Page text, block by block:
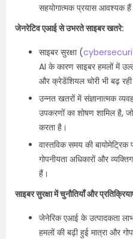
सहयोगात्मक प्रयास आवश्यक
जेनरेटिव एआई से उभरते साइबर खतरे:
साइबर सुरक्षा (
AI के कारण साइबर हमलों में
और क्रेडेंशियल चोरी भी बढ़
उन्नत खतरों में संज्ञानात्मक
उपकरणों का शोषण शामिल है,
करता है।
वास्तविक समय की
गोपनीयता अधिकारों और
हैं।
साइबर सुरक्षा में चुनौतियाँ और
जेनेरिक एआई के उत्पादकता
हमलों की बढ़ी हुई मात्रा और